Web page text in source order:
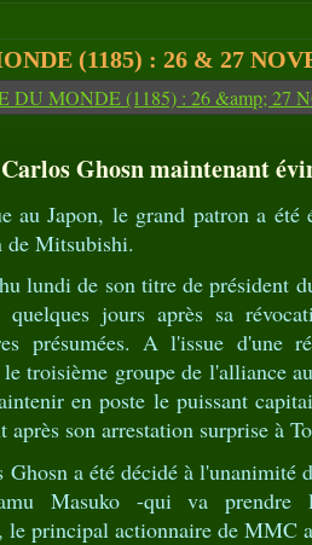
(1185) : 26 & 27
Ghosn maintenant
au Japon, le grand patron a
de Mitsubishi.
lundi de son titre de président
jours après sa
présumées. A l'issue d'une
troisième groupe de l'alliance
en poste le puissant
après son arrestation surprise à
a été décidé à l'unanimité
Masuko -qui va prendre
le principal actionnaire de MMC